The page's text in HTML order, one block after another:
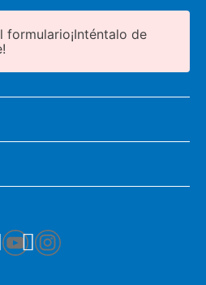
formulario¡Inténtalo de